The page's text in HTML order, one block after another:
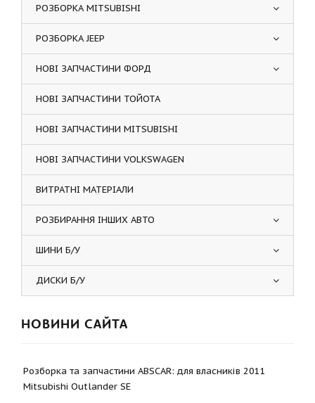
РОЗБОРКА MITSUBISHI
РОЗБОРКА JEEP
НОВІ ЗАПЧАСТИНИ ФОРД
НОВІ ЗАПЧАСТИНИ ТОЙОТА
НОВІ ЗАПЧАСТИНИ MITSUBISHI
НОВІ ЗАПЧАСТИНИ VOLKSWAGEN
ВИТРАТНІ МАТЕРІАЛИ
РОЗБИРАННЯ ІНШИХ АВТО
ШИНИ Б/У
ДИСКИ Б/У
НОВИНИ САЙТА
Розборка та запчастини ABSCAR: для власників 2011
Mitsubishi Outlander SE